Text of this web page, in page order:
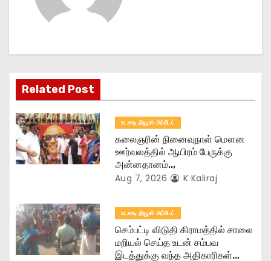
g
a
t
i
o
Related Post
உடனடி நியூஸ் அப்டேட்
கலைஞரின் நினைவுநாள் மௌன
ஊர்வலத்தில் ஆயிரம் பேருக்கு
அன்னதானம்..,
Aug 7, 2026 K Kaliraj
உடனடி நியூஸ் அப்டேட்
செம்பட்டி விடுதி கிராமத்தில் சாலை
மறியல் செய்த உடன் சம்பவ
இடத்துக்கு வந்த அதிகாரிகள்..,